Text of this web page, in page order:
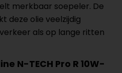
merkbaar soepeler. De
deze olie veelzijdig
als op lange ritten
N-TECH Pro R 10W-